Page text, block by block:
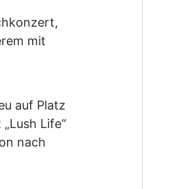
mit
auf Platz
Life“
nach